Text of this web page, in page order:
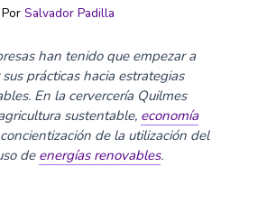
Salvador Padilla
han tenido que empezar a
prácticas hacia estrategias
En la cervercería Quilmes
sustentable, economía
de la utilización del
de energías renovables.